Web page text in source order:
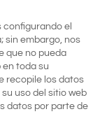
el
sin embargo, nos
que no pueda
en toda su
recopile los datos
uso del sitio web
datos por parte de